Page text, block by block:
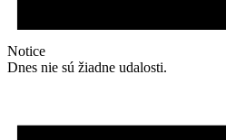
Notice
Dnes nie sú žiadne udalosti.